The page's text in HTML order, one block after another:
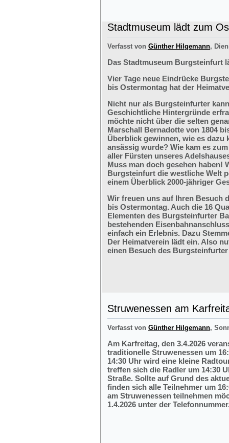
Stadtmuseum lädt zum
Verfasst von Günther Hilgemann,
Das Stadtmuseum Burgsteinfurt
Vier Tage neue Eindrücke
bis Ostermontag hat der
Nicht nur als Burgsteinfurter
Geschichtliche Hintergründe
möchte nicht über die selten
Marschall Bernadotte von 1804
Überblick gewinnen, wie es dazu
ansässig wurde? Wie kam es
aller Fürsten unseres
Muss man doch gesehen haben!
Burgsteinfurt die westliche Welt
einem Überblick 2000-jähriger
Wir freuen uns auf Ihren Besuch
bis Ostermontag. Auch die 16
Elementen des Burgsteinfurter
bestehenden
einfach ein Erlebnis. Dazu
Der Heimatverein lädt ein. Also
einen Besuch des
Struwenessen am
Verfasst von Günther Hilgemann,
Am Karfreitag, den 3.4.2026
traditionelle Struwenessen um
14:30 Uhr wird eine kleine
treffen sich die Radler um 14:30
Straße. Sollte auf Grund des
finden sich alle Teilnehmer um
am Struwenessen teilnehmen
1.4.2026 unter der